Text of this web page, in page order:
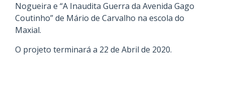
Nogueira e “A Inaudita Guerra da Avenida Gago
Coutinho” de Mário de Carvalho na escola do
Maxial.
O projeto terminará a 22 de Abril de 2020.